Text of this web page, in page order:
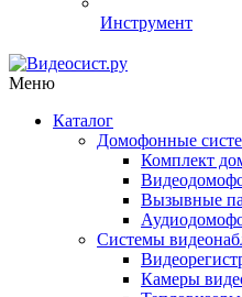
Инструмент
Меню
Каталог
Домофонные
Комплект
Вызывные
Системы
Камеры